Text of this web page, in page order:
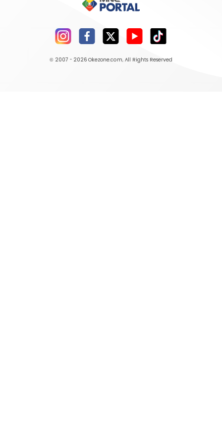
© 2007 - 2026 Okezone.com, All Rights Reserved